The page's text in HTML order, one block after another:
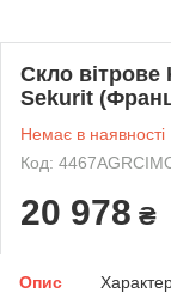
Скло вітрове
Sekurit
Немає в наявності
Код:
20 978 ₴
Опис